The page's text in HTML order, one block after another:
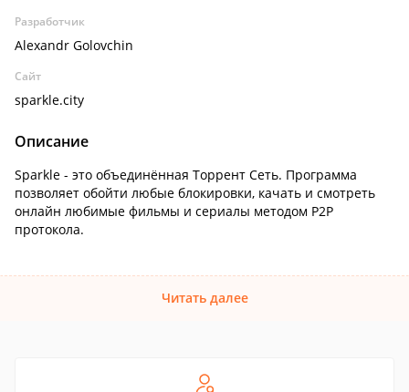
Разработчик
Alexandr Golovchin
Сайт
sparkle.city
Описание
Sparkle - это объединённая Торрент Сеть. Программа
позволяет обойти любые блокировки, качать и смотреть
онлайн любимые фильмы и сериалы методом P2P
протокола.
Читать далее